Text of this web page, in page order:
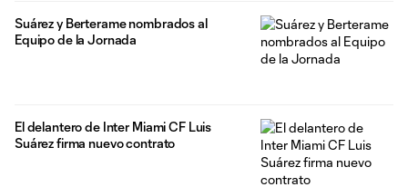
Suárez y Berterame nombrados al
Equipo de la Jornada
El delantero de Inter Miami CF Luis
Suárez firma nuevo contrato